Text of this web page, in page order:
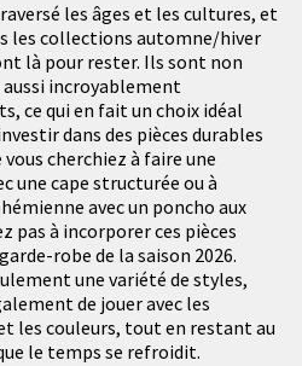
les âges et les cultures, et
les collections automne/hiver
là pour rester. Ils sont non
incroyablement
ce qui en fait un choix idéal
dans des pièces durables
cherchiez à faire une
une cape structurée ou à
avec un poncho aux
à incorporer ces pièces
robe de la saison 2026.
une variété de styles,
de jouer avec les
les couleurs, tout en restant au
le temps se refroidit.